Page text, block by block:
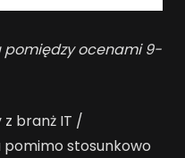
pomiędzy ocenami 9-
branż IT /
stosunkowo